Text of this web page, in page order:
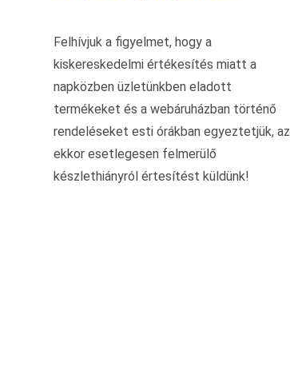
Felhívjuk a figyelmet, hogy a
kiskereskedelmi értékesítés miatt a
napközben üzletünkben eladott
termékeket és a webáruházban történő
rendeléseket esti órákban egyeztetjük, az
ekkor esetlegesen felmerülő
készlethiányról értesítést küldünk!